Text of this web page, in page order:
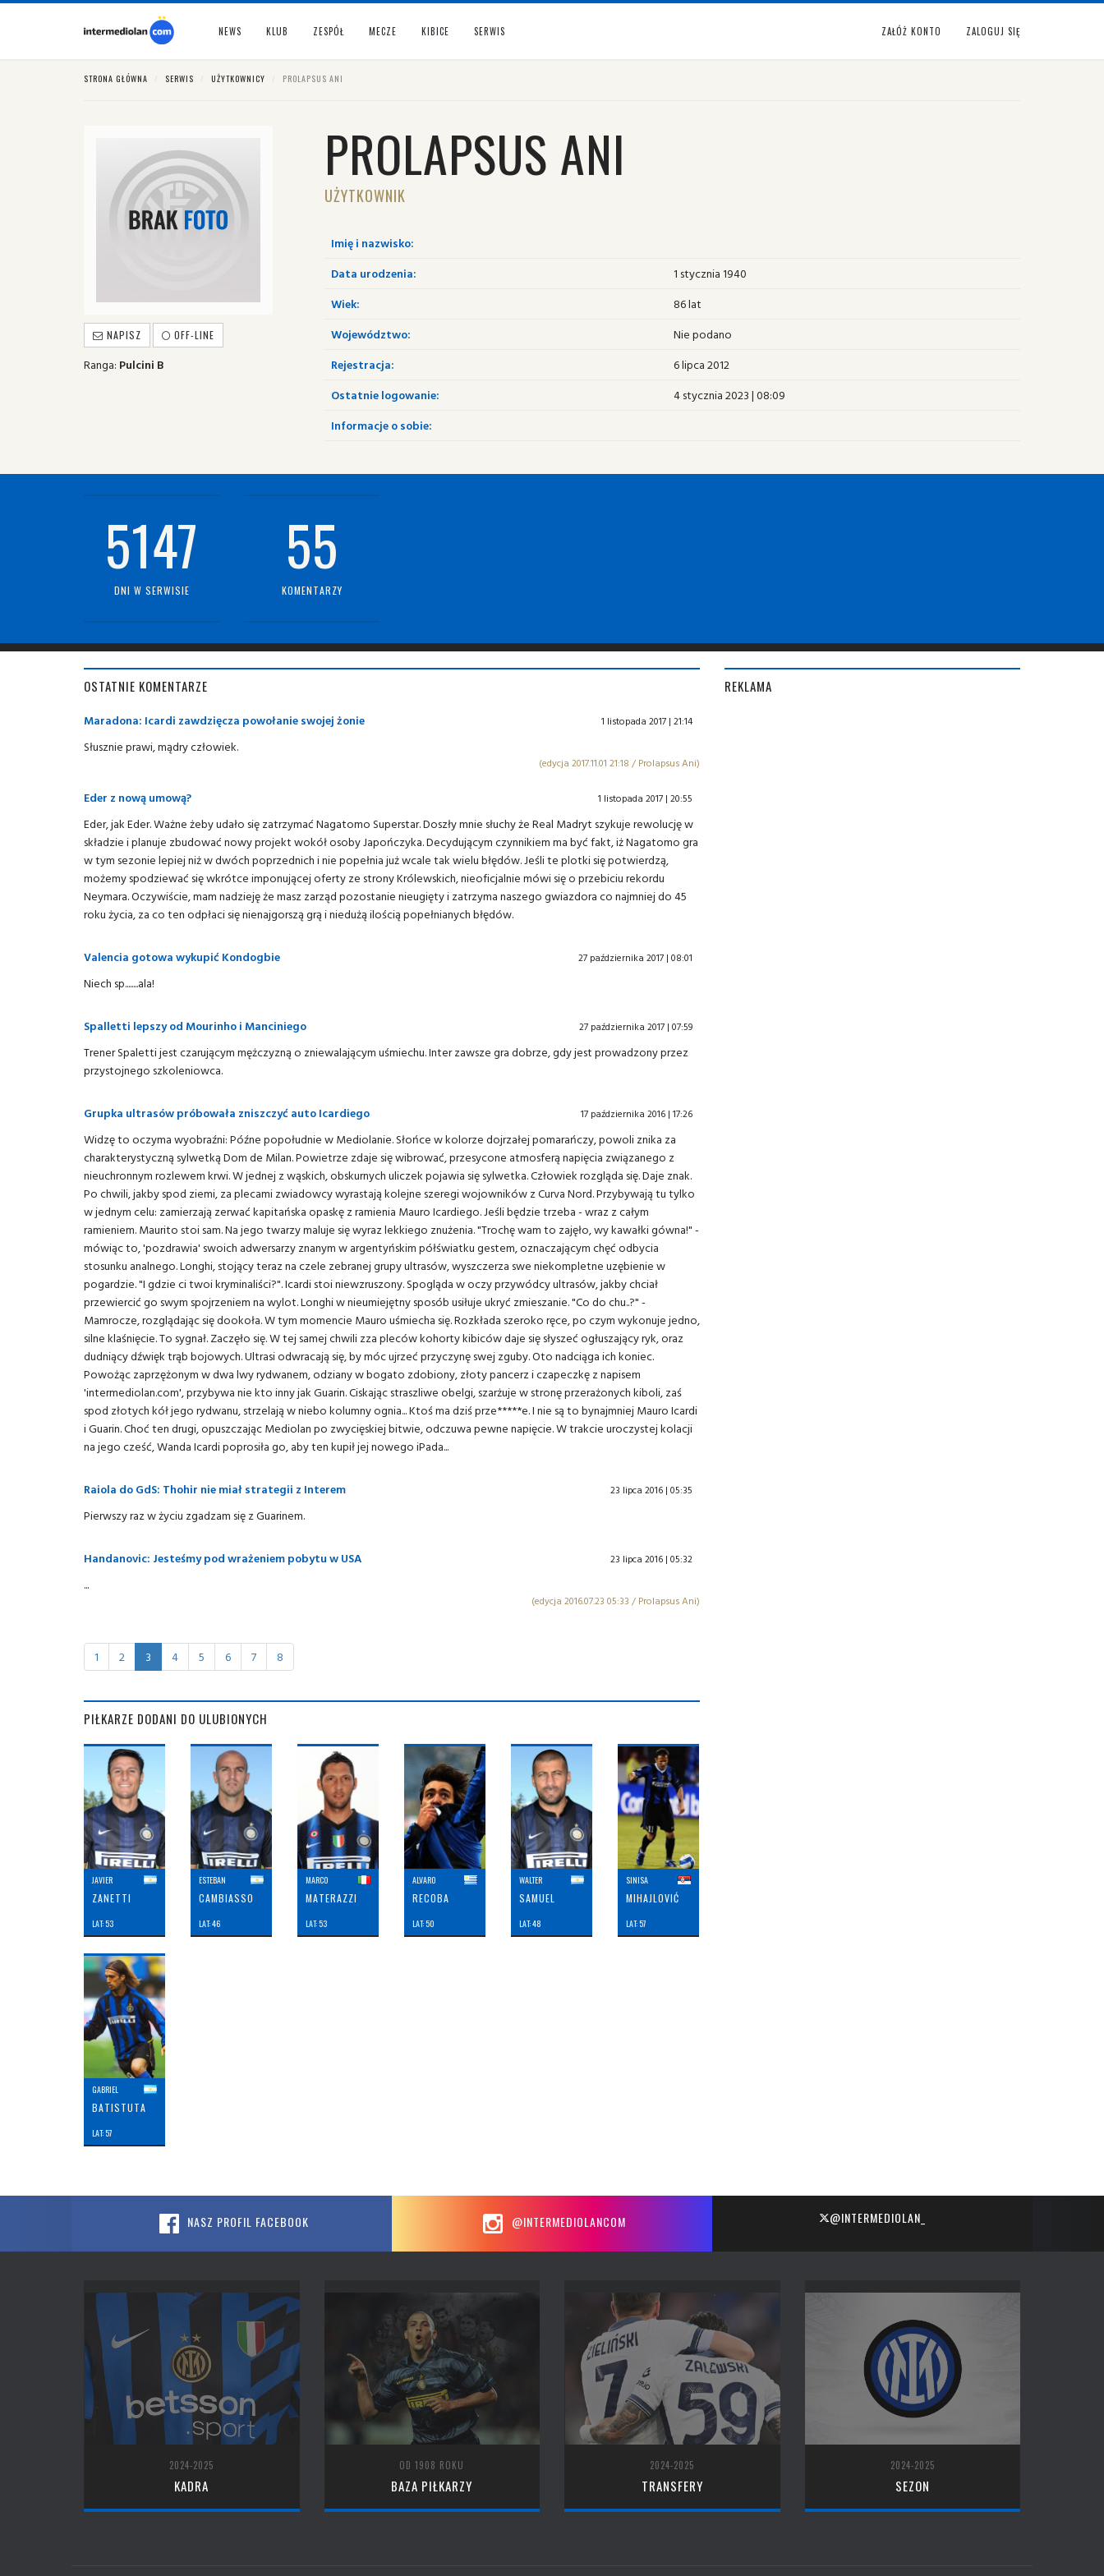
NEWS KLUB ZESPÓŁ MECZE KIBICE SERWIS ZAŁÓŻ KONTO ZALOGUJ SIĘ
STRONA GŁÓWNA SERWIS UŻYTKOWNICY PROLAPSUS ANI
NAPISZ OFF-LINE
Ranga: Pulcini B
PROLAPSUS ANI
UŻYTKOWNIK
Imię i nazwisko:
Data urodzenia:
1 stycznia 1940
Wiek:
86 lat
Województwo:
Nie podano
Rejestracja:
6 lipca 2012
Ostatnie logowanie:
4 stycznia 2023 | 08:09
Informacje o sobie:
5147
DNI W SERWISIE
55
KOMENTARZY
OSTATNIE KOMENTARZE
Maradona: Icardi zawdzięcza powołanie swojej żonie 1 listopada 2017 | 21:14
Słusznie prawi, mądry człowiek.
(edycja 2017.11.01 21:18 / Prolapsus Ani)
Eder z nową umową? 1 listopada 2017 | 20:55
Eder, jak Eder. Ważne żeby udało się zatrzymać Nagatomo Superstar. Doszły mnie słuchy że Real Madryt szykuje rewolucję w
składzie i planuje zbudować nowy projekt wokół osoby Japończyka. Decydującym czynnikiem ma być fakt, iż Nagatomo gra
w tym sezonie lepiej niż w dwóch poprzednich i nie popełnia już wcale tak wielu błędów. Jeśli te plotki się potwierdzą,
możemy spodziewać się wkrótce imponującej oferty ze strony Królewskich, nieoficjalnie mówi się o przebiciu rekordu
Neymara. Oczywiście, mam nadzieję że masz zarząd pozostanie nieugięty i zatrzyma naszego gwiazdora co najmniej do 45
roku życia, za co ten odpłaci się nienajgorszą grą i niedużą ilością popełnianych błędów.
Valencia gotowa wykupić Kondogbie 27 października 2017 | 08:01
Niech sp........ala!
Spalletti lepszy od Mourinho i Manciniego 27 października 2017 | 07:59
Trener Spaletti jest czarującym mężczyzną o zniewalającym uśmiechu. Inter zawsze gra dobrze, gdy jest prowadzony przez
przystojnego szkoleniowca.
Grupka ultrasów próbowała zniszczyć auto Icardiego 17 października 2016 | 17:26
Widzę to oczyma wyobraźni: Późne popołudnie w Mediolanie. Słońce w kolorze dojrzałej pomarańczy, powoli znika za
charakterystyczną sylwetką Dom de Milan. Powietrze zdaje się wibrować, przesycone atmosferą napięcia związanego z
nieuchronnym rozlewem krwi. W jednej z wąskich, obskurnych uliczek pojawia się sylwetka. Człowiek rozgląda się. Daje znak.
Po chwili, jakby spod ziemi, za plecami zwiadowcy wyrastają kolejne szeregi wojowników z Curva Nord. Przybywają tu tylko
w jednym celu: zamierzają zerwać kapitańska opaskę z ramienia Mauro Icardiego. Jeśli będzie trzeba - wraz z całym
ramieniem. Maurito stoi sam. Na jego twarzy maluje się wyraz lekkiego znużenia. "Trochę wam to zajęło, wy kawałki gówna!" -
mówiąc to, 'pozdrawia' swoich adwersarzy znanym w argentyńskim półświatku gestem, oznaczającym chęć odbycia
stosunku analnego. Longhi, stojący teraz na czele zebranej grupy ultrasów, wyszczerza swe niekompletne uzębienie w
pogardzie. "I gdzie ci twoi kryminaliści?". Icardi stoi niewzruszony. Spogląda w oczy przywódcy ultrasów, jakby chciał
przewiercić go swym spojrzeniem na wylot. Longhi w nieumiejętny sposób usiłuje ukryć zmieszanie. "Co do chu..?" -
Mamrocze, rozglądając się dookoła. W tym momencie Mauro uśmiecha się. Rozkłada szeroko ręce, po czym wykonuje jedno,
silne klaśnięcie. To sygnał. Zaczęło się. W tej samej chwili zza pleców kohorty kibiców daje się słyszeć ogłuszający ryk, oraz
dudniący dźwięk trąb bojowych. Ultrasi odwracają się, by móc ujrzeć przyczynę swej zguby. Oto nadciąga ich koniec.
Powożąc zaprzężonym w dwa lwy rydwanem, odziany w bogato zdobiony, złoty pancerz i czapeczkę z napisem
'intermediolan.com', przybywa nie kto inny jak Guarin. Ciskając straszliwe obelgi, szarżuje w stronę przerażonych kiboli, zaś
spod złotych kół jego rydwanu, strzelają w niebo kolumny ognia... Ktoś ma dziś prze*****e. I nie są to bynajmniej Mauro Icardi
i Guarin. Choć ten drugi, opuszczając Mediolan po zwycięskiej bitwie, odczuwa pewne napięcie. W trakcie uroczystej kolacji
na jego cześć, Wanda Icardi poprosiła go, aby ten kupił jej nowego iPada...
Raiola do GdS: Thohir nie miał strategii z Interem 23 lipca 2016 | 05:35
Pierwszy raz w życiu zgadzam się z Guarinem.
Handanovic: Jesteśmy pod wrażeniem pobytu w USA 23 lipca 2016 | 05:32
...
(edycja 2016.07.23 05:33 / Prolapsus Ani)
1 2 3 4 5 6 7 8
PIŁKARZE DODANI DO ULUBIONYCH
JAVIER
ZANETTI
LAT: 53
ESTEBAN
CAMBIASSO
LAT: 46
MARCO
MATERAZZI
LAT: 53
ALVARO
RECOBA
LAT: 50
WALTER
SAMUEL
LAT: 48
SINISA
MIHAJLOVIĆ
LAT: 57
GABRIEL
BATISTUTA
LAT: 57
REKLAMA
NASZ PROFIL FACEBOOK @INTERMEDIOLANCOM @INTERMEDIOLAN_
2024-2025
KADRA
OD 1908 ROKU
BAZA PIŁKARZY
2024-2025
TRANSFERY
2024-2025
SEZON